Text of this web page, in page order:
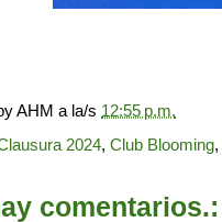
AHM a la/s 12:55 p.m.
2024, Club Blooming,
comentarios.: